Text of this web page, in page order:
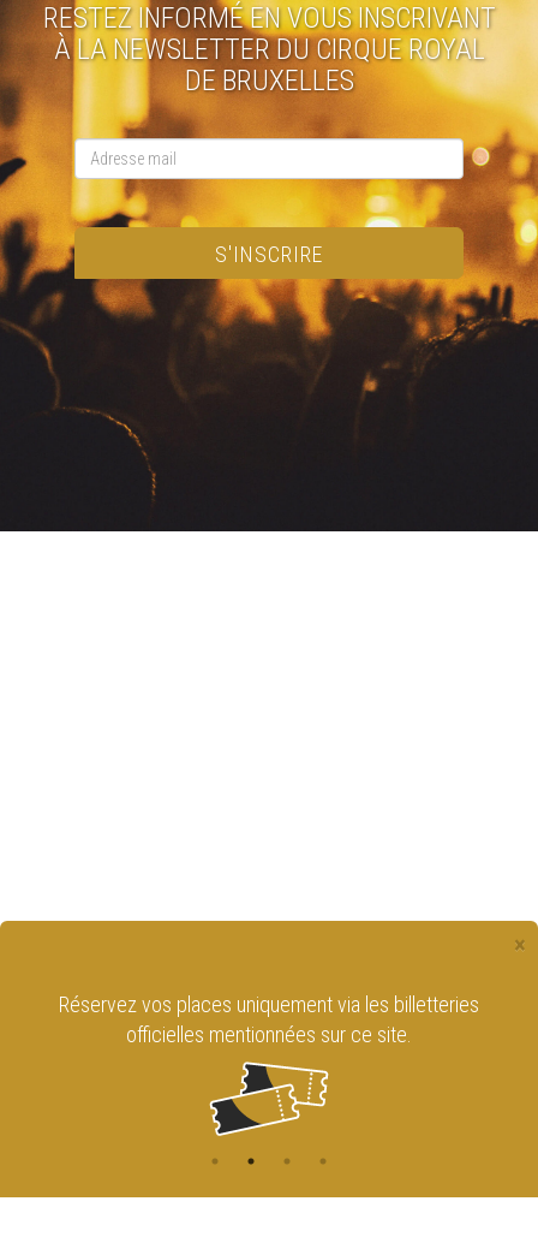
RESTEZ INFORMÉ EN VOUS INSCRIVANT
À LA NEWSLETTER DU CIRQUE ROYAL
DE BRUXELLES
S'INSCRIRE
×
Réservez vos places uniquement via les billetteries
officielles mentionnées sur ce site.